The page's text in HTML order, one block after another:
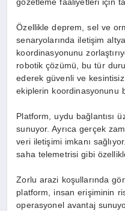
gözetleme faaliyetleri için
Özellikle deprem, sel ve
senaryolarında iletişim
koordinasyonunu
robotik çözümü, bu tür
ederek güvenli ve
ekiplerin koordinasyonunu
Platform, uydu bağlantısı
sunuyor. Ayrıca gerçek
veri iletişimi imkanı
saha telemetrisi gibi
Zorlu arazi koşullarında
platform, insan erişiminin
operasyonel avantaj